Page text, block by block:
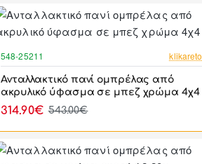
548-25211 klikareto
Ανταλλακτικό πανί ομπρέλας από
ακρυλικό ύφασμα σε μπεζ χρώμα 4χ4
314.90€ 543.00€